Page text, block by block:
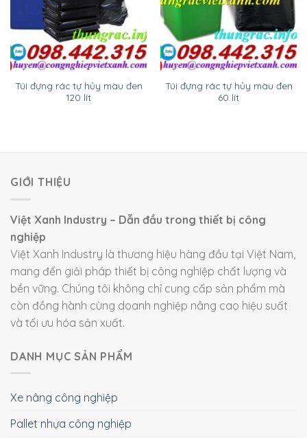
Túi đựng rác tự hủy màu đen
120 lít
Túi đựng rác tự hủy màu đen
60 lít
GIỚI THIỆU
Việt Xanh Industry – Dẫn đầu trong thiết bị công
nghiệp
Việt Xanh Industry là thương hiệu hàng đầu tại Việt Nam,
mang đến giải pháp thiết bị công nghiệp chất lượng và
bền vững. Chúng tôi không chỉ cung cấp sản phẩm mà
còn đồng hành cùng doanh nghiệp nâng cao hiệu suất
và tối ưu hóa sản xuất.
DANH MỤC SẢN PHẨM
Xe nâng công nghiệp
Pallet nhựa công nghiệp